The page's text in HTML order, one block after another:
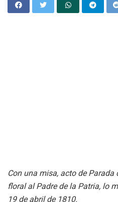
Con una misa, acto de
floral al Padre de la Patria, lo
19 de abril de 1810.